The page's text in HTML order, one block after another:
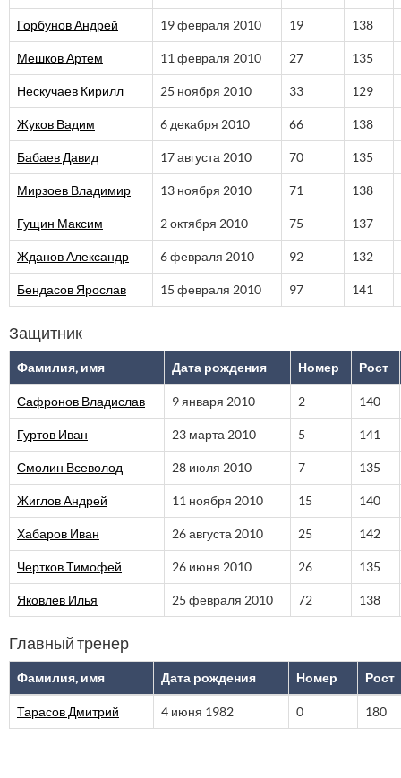
Горбунов Андрей 19 февраля 2010 19 138
Мешков Артем 11 февраля 2010 27 135
Нескучаев Кирилл 25 ноября 2010 33 129
Жуков Вадим 6 декабря 2010 66 138
Бабаев Давид 17 августа 2010 70 135
Мирзоев Владимир 13 ноября 2010 71 138
Гущин Максим 2 октября 2010 75 137
Жданов Александр 6 февраля 2010 92 132
Бендасов Ярослав 15 февраля 2010 97 141
Защитник
Фамилия, имя Дата рождения Номер Рост
Сафронов Владислав 9 января 2010 2 140
Гуртов Иван 23 марта 2010 5 141
Смолин Всеволод 28 июля 2010 7 135
Жиглов Андрей 11 ноября 2010 15 140
Хабаров Иван 26 августа 2010 25 142
Чертков Тимофей 26 июня 2010 26 135
Яковлев Илья 25 февраля 2010 72 138
Главный тренер
Фамилия, имя Дата рождения Номер Рост
Тарасов Дмитрий 4 июня 1982 0 180